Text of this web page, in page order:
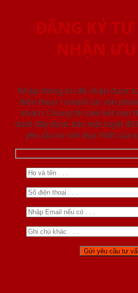
ĐĂNG KÝ
NHẬN
Nhập thông tin để nhận được
điện thoại / email/ tại văn
khách. Chúng tôi cam kết mọi
dưới đây được bảo mật tuyệt đối
yêu cầu tư vấn duy nhất của